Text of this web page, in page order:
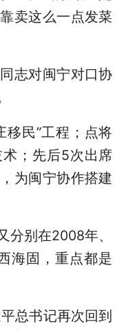
卖这么一点发菜
志对闽宁对口协
移民”工程；点将
；先后5次出席
为闽宁协作搭建
分别在2008年、
海固，重点都是
总书记再次回到